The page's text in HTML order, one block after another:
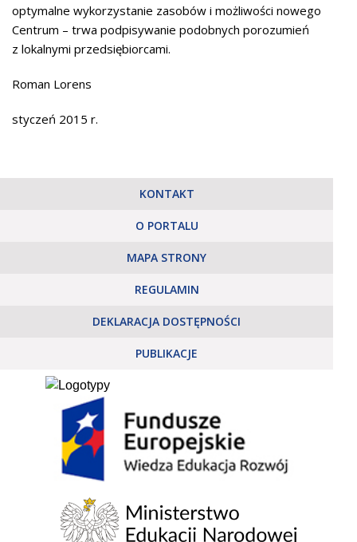
optymalne wykorzystanie zasobów i możliwości nowego
Centrum – trwa podpisywanie podobnych porozumień
z lokalnymi przedsiębiorcami.
Roman Lorens
styczeń 2015 r.
KONTAKT
O PORTALU
MAPA STRONY
REGULAMIN
DEKLARACJA DOSTĘPNOŚCI
PUBLIKACJE